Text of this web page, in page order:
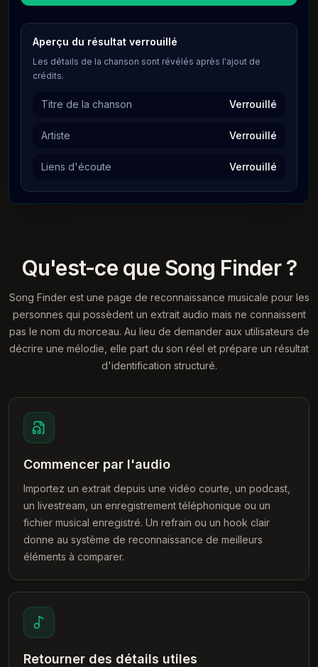
Aperçu du résultat verrouillé
Les détails de la chanson sont révélés après l'ajout de
crédits.
Titre de la chanson Verrouillé
Artiste Verrouillé
Liens d'écoute Verrouillé
Qu'est-ce que Song Finder ?
Song Finder est une page de reconnaissance musicale pour les
personnes qui possèdent un extrait audio mais ne connaissent
pas le nom du morceau. Au lieu de demander aux utilisateurs de
décrire une mélodie, elle part du son réel et prépare un résultat
d'identification structuré.
Commencer par l'audio
Importez un extrait depuis une vidéo courte, un podcast,
un livestream, un enregistrement téléphonique ou un
fichier musical enregistré. Un refrain ou un hook clair
donne au système de reconnaissance de meilleurs
éléments à comparer.
Retourner des détails utiles